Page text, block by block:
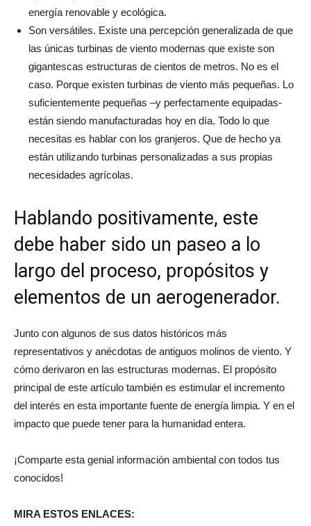
energía renovable y ecológica.
Son versátiles. Existe una percepción generalizada de que
las únicas turbinas de viento modernas que existe son
gigantescas estructuras de cientos de metros. No es el
caso. Porque existen turbinas de viento más pequeñas. Lo
suficientemente pequeñas –y perfectamente equipadas-
están siendo manufacturadas hoy en día. Todo lo que
necesitas es hablar con los granjeros. Que de hecho ya
están utilizando turbinas personalizadas a sus propias
necesidades agrícolas.
Hablando positivamente, este
debe haber sido un paseo a lo
largo del proceso, propósitos y
elementos de un aerogenerador.
Junto con algunos de sus datos históricos más
representativos y anécdotas de antiguos molinos de viento. Y
cómo derivaron en las estructuras modernas. El propósito
principal de este artículo también es estimular el incremento
del interés en esta importante fuente de energía limpia. Y en el
impacto que puede tener para la humanidad entera.
¡Comparte esta genial información ambiental con todos tus
conocidos!
MIRA ESTOS ENLACES: